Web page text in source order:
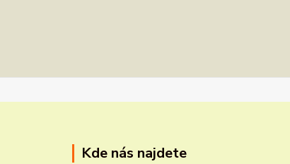
Kde nás najdete